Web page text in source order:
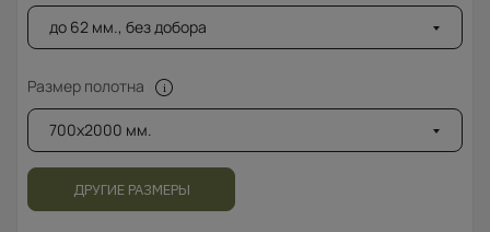
до 62 мм., без добора
Размер полотна
700x2000 мм.
ДРУГИЕ РАЗМЕРЫ